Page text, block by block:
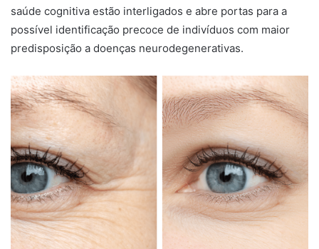
saúde cognitiva estão interligados e abre portas para a
possível identificação precoce de indivíduos com maior
predisposição a doenças neurodegenerativas.